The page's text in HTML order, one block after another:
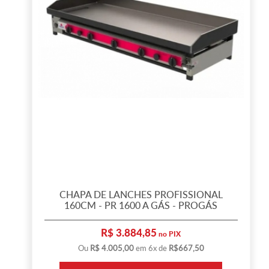
CHAPA DE LANCHES PROFISSIONAL
160CM - PR 1600 A GÁS - PROGÁS
R$ 3.884,85 no PIX
Ou R$ 4.005,00em 6x de R$667,50